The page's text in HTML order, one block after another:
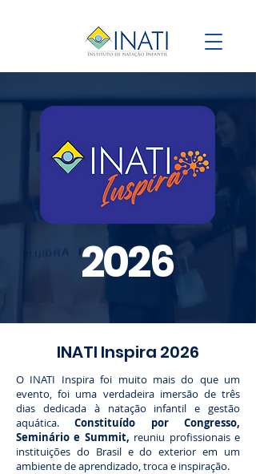
2026
INATI Inspira 2026
O INATI Inspira foi muito mais do que um
evento, foi uma verdadeira imersão de três
dias dedicada à natação infantil e gestão
aquática.Constituído por Congresso,
Seminário e Summit, reuniu profissionais e
instituições do Brasil e do exterior em um
ambiente de aprendizado, troca e inspiração.